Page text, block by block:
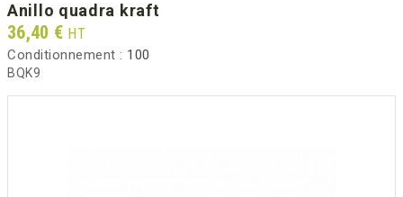
anillo quadra kraft
Prix
36,40 € HT
Conditionnement : 100
BQK9